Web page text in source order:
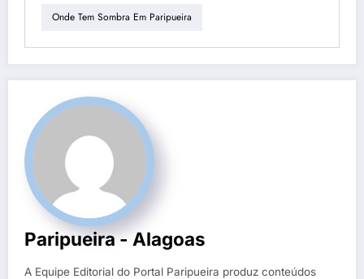
Onde Tem Sombra Em Paripueira
Paripueira - Alagoas
A Equipe Editorial do Portal Paripueira produz conteúdos